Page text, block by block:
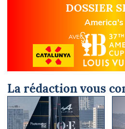
DOSSIER
America's
AVEC
La rédaction vous